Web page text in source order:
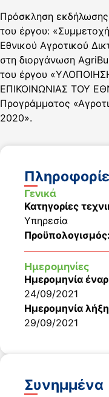
Πρόσκληση εκδήλωσης
του έργου:
Εθνικού Αγροτικού
στη διοργάνωση
του έργου
ΕΠΙΚΟΙΝΩΝΙΑΣ ΤΟΥ
Προγράμματος
2020».
Γενικά
Κατηγορίες
Υπηρεσία
Προϋπολογισμός:
Ημερομηνίες
Ημερομηνία
24/09/2021
Ημερομηνία
29/09/2021
Συνημμένα